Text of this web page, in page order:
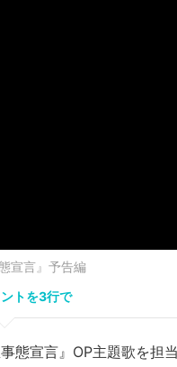
宣言』予告編
トを3行で
態宣言』OP主題歌を担当